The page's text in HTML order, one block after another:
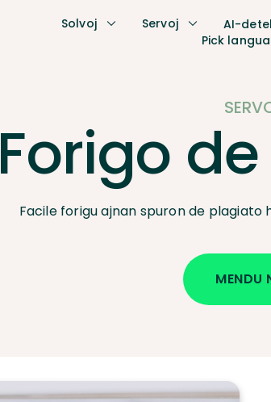
Solvoj Servoj AI-
Pick
Forigo
Facile forigu ajnan spuron de
MENDU